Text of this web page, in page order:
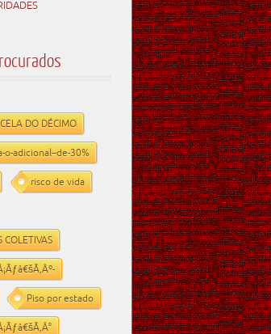
DO DÉCIMO
o-adicional--de-30%
risco de vida
COLETIVAS
Piso por estado